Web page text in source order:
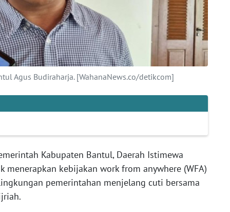
Agus Budiraharja. [WahanaNews.co/detikcom]
Kabupaten Bantul, Daerah Istimewa
menerapkan kebijakan work from anywhere (WFA)
pemerintahan menjelang cuti bersama